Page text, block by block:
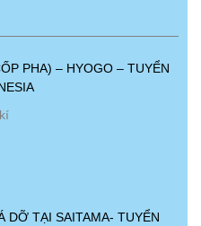
PHA) – HYOGO – TUYỂN
DỠ TẠI SAITAMA- TUYỂN